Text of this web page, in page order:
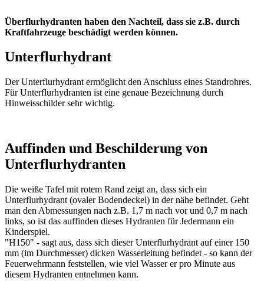
Überflurhydranten haben den Nachteil, dass sie z.B. durch
Kraftfahrzeuge beschädigt werden können.
Unterflurhydrant
Der Unterflurhydrant ermöglicht den Anschluss eines Standrohres.
Für Unterflurhydranten ist eine genaue Bezeichnung durch
Hinweisschilder sehr wichtig.
Auffinden und Beschilderung von
Unterflurhydranten
Die weiße Tafel mit rotem Rand zeigt an, dass sich ein
Unterflurhydrant (ovaler Bodendeckel) in der nähe befindet. Geht
man den Abmessungen nach z.B. 1,7 m nach vor und 0,7 m nach
links, so ist das auffinden dieses Hydranten für Jedermann ein
Kinderspiel.
"H150" - sagt aus, dass sich dieser Unterflurhydrant auf einer 150
mm (im Durchmesser) dicken Wasserleitung befindet - so kann der
Feuerwehrmann feststellen, wie viel Wasser er pro Minute aus
diesem Hydranten entnehmen kann.